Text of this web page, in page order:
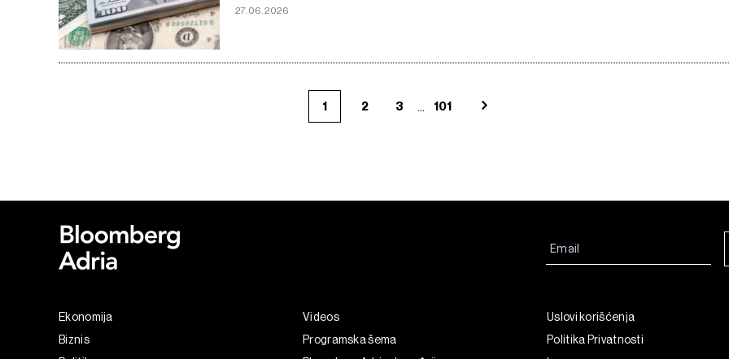
27.06.2026
1 2 3 ... 101
Ekonomija
Biznis
Videos
Programska šema
Uslovi korišćenja
Politika Privatnosti